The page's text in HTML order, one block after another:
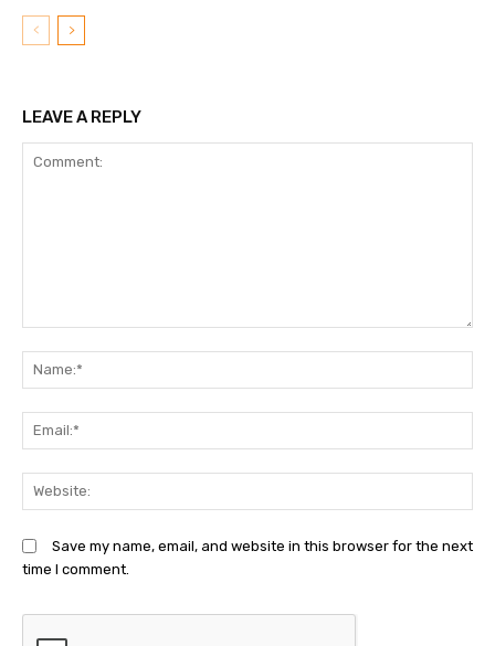
LEAVE A REPLY
Save my name, email, and website in this browser for the next
time I comment.